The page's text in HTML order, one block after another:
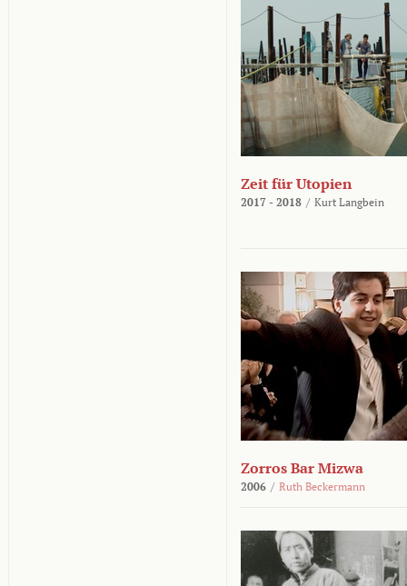
Zeit für Utopien
2017 - 2018 / Kurt Langbein
Zorros Bar Mizwa
2006 / Ruth Beckermann